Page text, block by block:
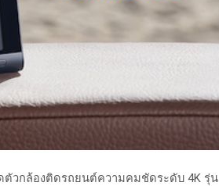
ตัวกล้องติดรถยนต์ความคมชัดระดับ 4K รุ่น